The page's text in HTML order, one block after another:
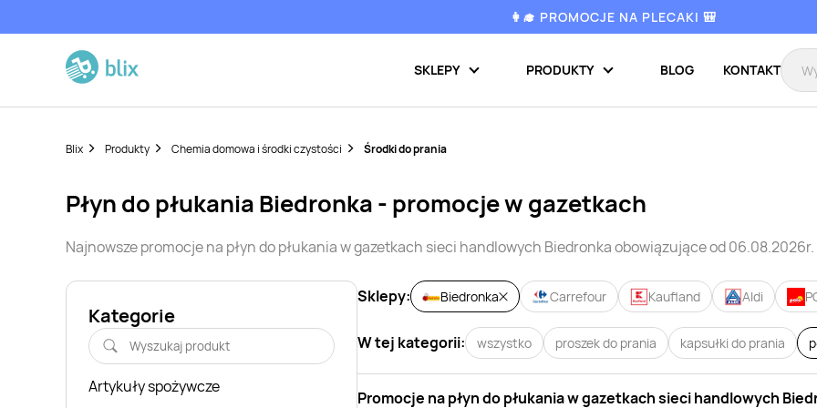
👩‍🎓 PROMOCJE NA PLECAKI 🎒
SKLEPY PRODUKTY BLOG KONTAKT
Blix Produkty Chemia domowa i środki czystości Środki do prania
płyn do płukania Biedronka - promocje w gazetkach
Najnowsze promocje na płyn do płukaniaw gazetkach sieci handlowych Biedronkaobowiązujące od 06.08.2026r.
Kategorie
Artykuły spożywcze
Sklepy: Biedronka Carrefour Kaufland Aldi
W tej kategorii: wszystko proszek do prania kapsułki do prania
Promocje napłyn do płukaniaw gazetkach sieci handlowych